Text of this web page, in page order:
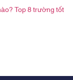
Top 8 trường tốt